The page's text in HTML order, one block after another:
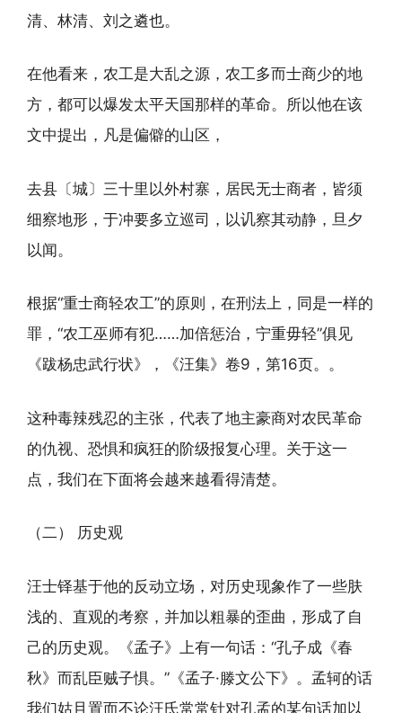
清、林清、刘之遴也。
在他看来，农工是大乱之源，农工多而士商少的地
方，都可以爆发太平天国那样的革命。所以他在该
文中提出，凡是偏僻的山区，
去县〔城〕三十里以外村寨，居民无士商者，皆须
细察地形，于冲要多立巡司，以讥察其动静，旦夕
以闻。
根据“重士商轻农工”的原则，在刑法上，同是一样的
罪，“农工巫师有犯……加倍惩治，宁重毋轻”俱见
《跋杨忠武行状》，《汪集》卷9，第16页。。
这种毒辣残忍的主张，代表了地主豪商对农民革命
的仇视、恐惧和疯狂的阶级报复心理。关于这一
点，我们在下面将会越来越看得清楚。
（二） 历史观
汪士铎基于他的反动立场，对历史现象作了一些肤
浅的、直观的考察，并加以粗暴的歪曲，形成了自
己的历史观。《孟子》上有一句话：“孔子成《春
秋》而乱臣贼子惧。”《孟子·滕文公下》。孟轲的话
我们姑且置而不论汪氏常常针对孔孟的某句话加以